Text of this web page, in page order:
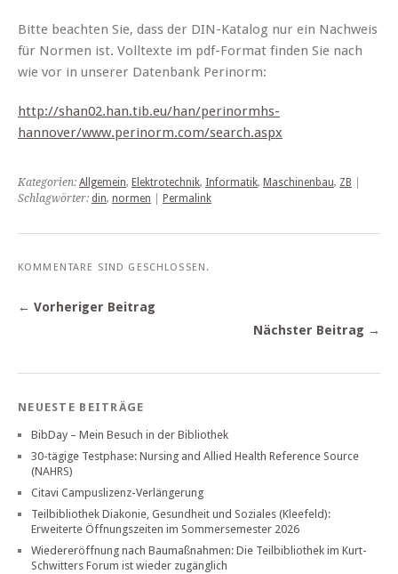
Bitte beachten Sie, dass der DIN-Katalog nur ein Nachweis
für Normen ist. Volltexte im pdf-Format finden Sie nach
wie vor in unserer Datenbank Perinorm:
http://shan02.han.tib.eu/han/perinormhs-
hannover/www.perinorm.com/search.aspx
Kategorien: Allgemein, Elektrotechnik, Informatik, Maschinenbau, ZB
Schlagwörter: din, normen Permalink
KOMMENTARE SIND GESCHLOSSEN.
← Vorheriger Beitrag
Nächster Beitrag →
NEUESTE BEITRÄGE
BibDay – Mein Besuch in der Bibliothek
30-tägige Testphase: Nursing and Allied Health Reference Source
(NAHRS)
Citavi Campuslizenz-Verlängerung
Teilbibliothek Diakonie, Gesundheit und Soziales (Kleefeld):
Erweiterte Öffnungszeiten im Sommersemester 2026
Wiedereröffnung nach Baumaßnahmen: Die Teilbibliothek im Kurt-
Schwitters Forum ist wieder zugänglich